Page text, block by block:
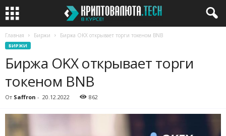
Главная Биржи Биржа OKX открывает торги токеном BNB
БИРЖИ
Биржа OKX открывает торги
токеном BNB
От Saffron - 20.12.2022 862